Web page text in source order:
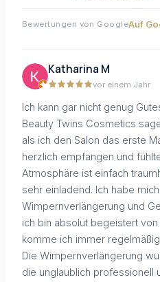
Bewertungen von GoogleAuf
Katharina M
vor einem Jahr
Ich kann gar nicht genug
Beauty Twins Cosmetics
als ich den Salon das erste
herzlich empfangen und
Atmosphäre ist einfach
sehr einladend. Ich habe
Wimpernverlängerung und
ich bin absolut begeistert
komme ich immer
Die Wimpernverlängerung
die unglaublich professionell